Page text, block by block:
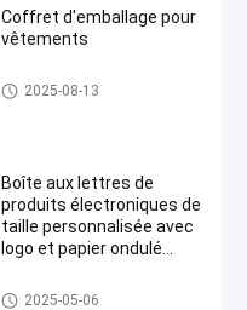
Coffret d'emballage pour
vêtements
carton d'expédition ondulé
2025-08-13
Boîte aux lettres de
produits électroniques de
taille personnalisée avec
logo et papier ondulé
carton d'expédition ondulé
2025-05-06